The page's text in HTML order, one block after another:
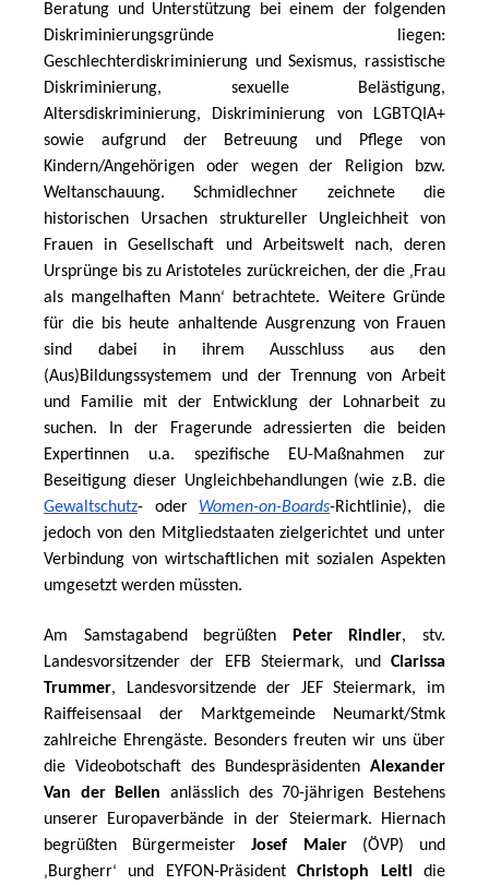
Beratung und Unterstützung bei einem der folgenden
Diskriminierungsgründe liegen:
Geschlechterdiskriminierung und Sexismus, rassistische
Diskriminierung, sexuelle Belästigung,
Altersdiskriminierung, Diskriminierung von LGBTQIA+
sowie aufgrund der Betreuung und Pflege von
Kindern/Angehörigen oder wegen der Religion bzw.
Weltanschauung. Schmidlechner zeichnete die
historischen Ursachen struktureller Ungleichheit von
Frauen in Gesellschaft und Arbeitswelt nach, deren
Ursprünge bis zu Aristoteles zurückreichen, der die ‚ Frau
als mangelhaften Mann‘ betrachtete. Weitere Gründe
für die bis heute anhaltende Ausgrenzung von Frauen
sind dabei in ihrem Ausschluss aus den
(Aus)Bildungssystemem und der Trennung von Arbeit
und Familie mit der Entwicklung der Lohnarbeit zu
suchen. In der Fragerunde adressierten die beiden
Expertinnen u.a. spezifische EU-Maßnahmen zur
Gewaltschutz- oder Women-on-Boards-Richtlinie), die
jedoch von den Mitgliedstaaten zielgerichtet und unter
Verbindung von wirtschaftlichen mit sozialen Aspekten
umgesetzt werden müssten.
Am Samstagabend begrüßten Peter Rindler, stv.
Landesvorsitzender der EFB Steiermark, und Clarissa
Trummer, Landesvorsitzende der JEF Steiermark, im
Raiffeisensaal der Marktgemeinde Neumarkt/Stmk
zahlreiche Ehrengäste. Besonders freuten wir uns über
die Videobotschaft des Bundespräsidenten Alexander
Van der Bellen anlässlich des 70-jährigen Bestehens
unserer Europaverbände in der Steiermark. Hiernach
begrüßten Bürgermeister Josef Maier
‚ Burgherr‘ und EYFON-Präsident Christoph Leitl
die